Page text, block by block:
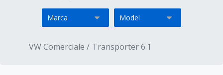
VW Comerciale / Transporter 6.1